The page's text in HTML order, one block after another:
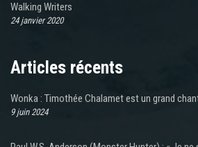
Walking Writers
24 janvier 2020
Articles récents
Wonka : Timothée Chalamet est un grand
9 juin 2024